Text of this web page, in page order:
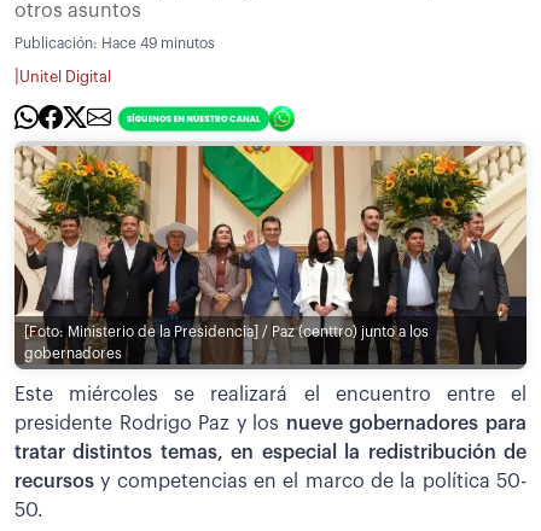
otros asuntos
Publicación: Hace 49 minutos
Unitel Digital
[Foto: Ministerio de la Presidencia] / Paz (centtro) junto a los
gobernadores
Este miércoles se realizará el encuentro entre el
presidente Rodrigo Paz y los nueve gobernadores para
tratar distintos temas, en especial la redistribución de
recursos y competencias en el marco de la política 50-
50.